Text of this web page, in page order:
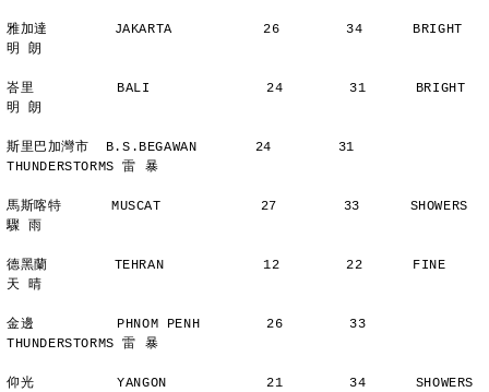
雅加達        JAKARTA           26        34      BRIGHT
明 朗
峇里          BALI              24        31      BRIGHT
明 朗
斯里巴加灣市  B.S.BEGAWAN       24        31
THUNDERSTORMS 雷 暴
馬斯喀特      MUSCAT            27        33      SHOWERS
驟 雨
德黑蘭        TEHRAN            12        22      FINE
天 晴
金邊          PHNOM PENH        26        33
THUNDERSTORMS 雷 暴
仰光          YANGON            21        34      SHOWERS